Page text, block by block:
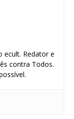
ecult. Redator e
contra Todos.